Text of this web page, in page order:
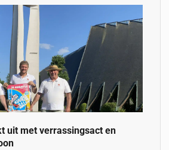
uit met verrassingsact en